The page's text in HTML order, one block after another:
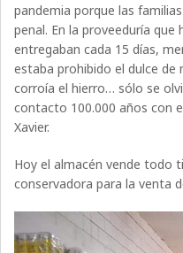
pandemia porque las
penal. En la proveeduría que
entregaban cada 15 días,
estaba prohibido el dulce de
corroía el hierro… sólo se
contacto 100.000 años con
Xavier.
Hoy el almacén vende todo
conservadora para la venta